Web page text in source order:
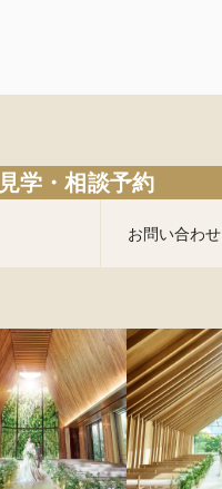
見学・相談予約
お問い合わせ